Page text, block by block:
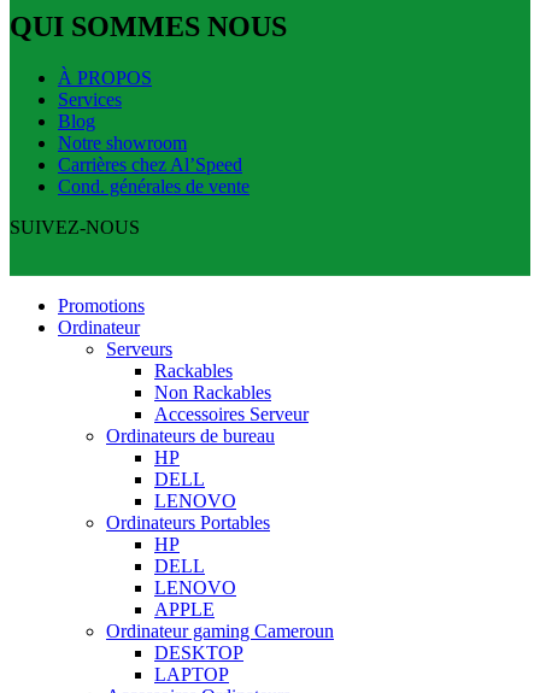
QUI SOMMES NOUS
À PROPOS
Services
Blog
Notre showroom
Carrières chez Al’Speed
Cond. générales de vente
SUIVEZ-NOUS
Promotions
Ordinateur
Serveurs
Rackables
Non Rackables
Accessoires Serveur
Ordinateurs de bureau
HP
DELL
LENOVO
Ordinateurs Portables
HP
DELL
LENOVO
APPLE
Ordinateur gaming Cameroun
DESKTOP
LAPTOP